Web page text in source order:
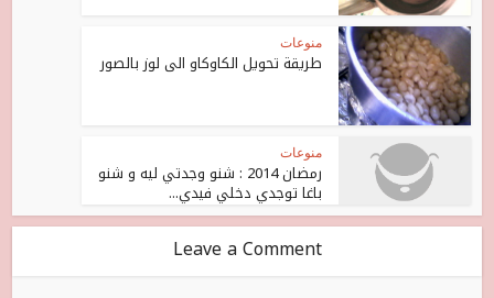
منوعات
طريقة تحويل الكاوكاو الى لوز بالصور
منوعات
رمضان 2014 : شنو وجدتي ليه و شنو
باغا توجدي دخلي فيدي...
Leave a Comment